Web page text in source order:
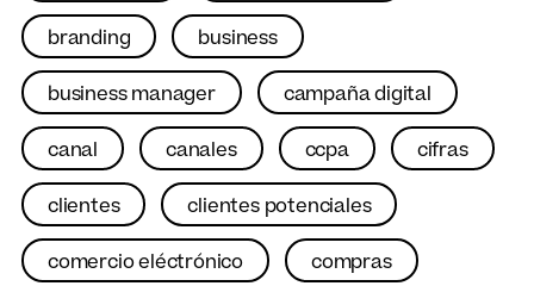
branding business
business manager campaña digital
canal canales ccpa cifras
clientes clientes potenciales
comercio eléctrónico compras